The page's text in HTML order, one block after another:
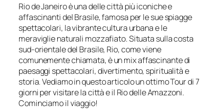
Rio de Janeiro è una delle città più iconiche e
affascinanti del Brasile, famosa per le sue spiagge
spettacolari, la vibrante cultura urbana e le
meraviglie naturali mozzafiato. Situata sulla costa
sud-orientale del Brasile, Rio, come viene
comunemente chiamata, è un mix affascinante di
paesaggi spettacolari, divertimento, spiritualità e
storia. Vediamo in questo articolo un ottimo Tour di 7
giorni per visitare la città e il Rio delle Amazzoni.
Cominciamo il viaggio!